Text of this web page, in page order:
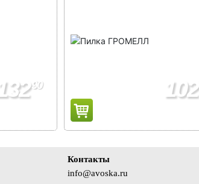
13290 102
Контакты
info@avoska.ru